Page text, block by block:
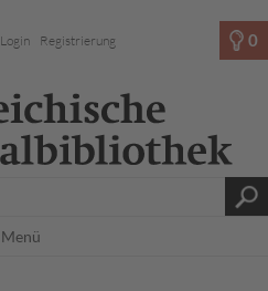
Login Registrierung 0
Menü